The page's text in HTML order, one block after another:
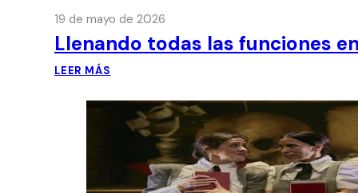
19 de mayo de 2026
Llenando todas las funciones
LEER MÁS